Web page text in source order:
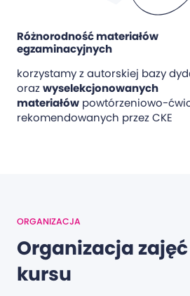
Różnorodność materiałów
egzaminacyjnych
korzystamy z autorskiej bazy
orazwyselekcjonowanych
materiałów powtórzeniowo-
rekomendowanych przez CKE
ORGANIZACJA
Organizacja
kursu